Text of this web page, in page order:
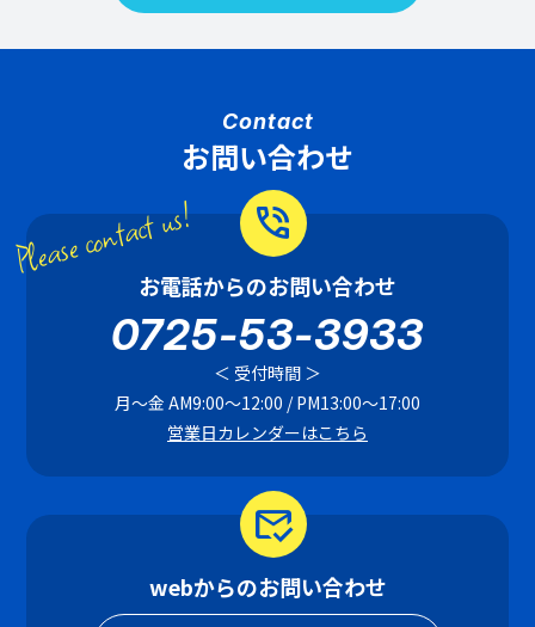
Contact
お問い合わせ
phone_in_talk
お電話からのお問い合わせ
0725-53-3933
＜ 受付時間 ＞
月〜金 AM9:00〜12:00 / PM13:00〜17:00
営業日カレンダーはこちら
Please contact us!
mark_email_read
webからのお問い合わせ